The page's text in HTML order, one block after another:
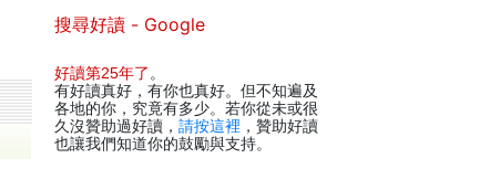
搜尋好讀 - Google
好讀第25年了 。
有好讀真好，有你也真好。但不知遍及
各地的你，究竟有多少。若你從未或很
久沒贊助過好讀， 請按這裡 ，贊助好讀
也讓我們知道你的鼓勵與支持。